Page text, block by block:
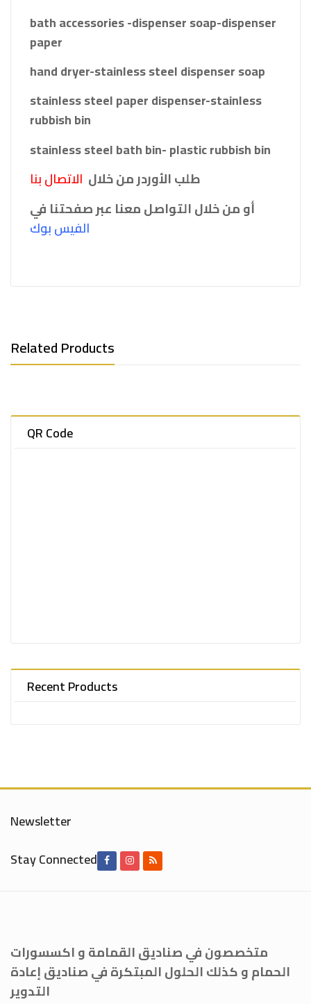
bath accessories -dispenser soap-dispenser
paper
hand dryer-stainless steel dispenser soap
stainless steel paper dispenser-stainless
rubbish bin
stainless steel bath bin- plastic rubbish bin
طلب الأوردر من خلال الاتصال بنا
أو من خلال التواصل معنا عبر صفحتنا في
الفيس بوك
Related Products
QR Code
Recent Products
Newsletter
Stay Connected
متخصصون في صناديق القمامة و اكسسورات
الحمام و كذلك الحلول المبتكرة في صناديق إعادة
التدوير